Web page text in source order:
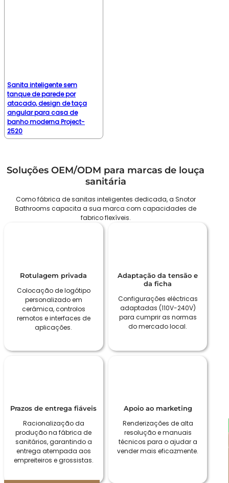
Sanita inteligente sem
tanque de parede por
atacado, design de taça
angular para casa de
banho moderna Project-
2520
Soluções OEM/ODM para marcas de louça
sanitária
Como fábrica de sanitas inteligentes dedicada, a Snotor
Bathrooms capacita a sua marca com capacidades de
fabrico flexíveis.
Rotulagem privada
Colocação de logótipo
personalizado em
cerâmica, controlos
remotos e interfaces de
aplicações.
Adaptação da tensão e
da ficha
Configurações eléctricas
adaptadas (110V-240V)
para cumprir as normas
do mercado local.
Prazos de entrega fiáveis
Racionalização da
produção na fábrica de
sanitários, garantindo a
entrega atempada aos
empreiteiros e grossistas.
Apoio ao marketing
Renderizações de alta
resolução e manuais
técnicos para o ajudar a
vender mais eficazmente.